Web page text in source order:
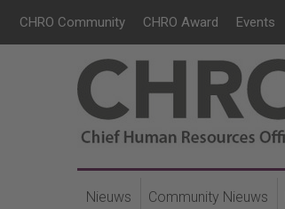
CHRO Community CHRO Award Events
Nieuws Community Nieuws